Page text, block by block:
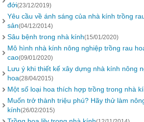
đới(23/12/2019)
Yêu cầu về ánh sáng của nhà kính trồng
sản(04/12/2014)
Sâu bệnh trong nhà kính(15/01/2020)
Mô hình nhà kính nông nghiệp trồng rau
cao(09/01/2020)
Lưu ý khi thiết kế xây dựng nhà kính nông
hoa(28/04/2015)
Một số loại hoa thích hợp trồng trong nhà
Muốn trở thành triệu phú? Hãy thử làm
kính(26/02/2015)